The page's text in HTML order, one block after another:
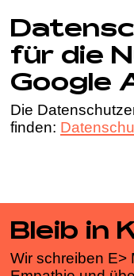
für die
Google
Die
finden:
Bleib in
Wir schreiben E>